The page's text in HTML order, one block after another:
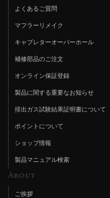
よくあるご質問
マフラーリメイク
キャブレターオーバーホール
補修部品のご注文
オンライン保証登録
製品に関する重要なお知らせ
排出ガス試験結果証明書について
ポイントについて
ショップ情報
製品マニュアル検索
About
ご挨拶